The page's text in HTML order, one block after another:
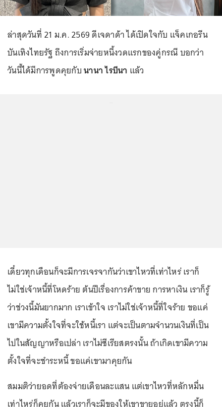
ล่าสุดวันที่ 21 ม.ค. 2569 ดีเจดาด้า ได้เปิดใจกับ แจ็คเกอรีน
บันเทิงไทยรัฐ ถึงการเริ่มจ่ายหนี้งวดแรกของคู่กรณี บอกว่า
วันนี้ได้มีการพูดคุยกับนานา ไรบีนา แล้ว
เดี๋ยวทุกเดือนก็จะมีการเจรจากันว่าเขาไหวที่เท่าไหร่ เราก็
ไม่ใช่เจ้าหนี้ที่โหดร้าย ต้นปีเรื่องการค้าขาย การหาเงิน เราก็รู้
ว่าช่วงนี้มันยากมาก เราเข้าใจ เราไม่ใช่เจ้าหนี้ที่ใจร้าย ขอแค่
เขามีความตั้งใจที่จะใช้หนี้เรา แต่จะเป็นตามจำนวนเงินที่เป็น
ไปในสัญญาหรือเปล่า เราไม่ซีเรียสตรงนั้น ถ้าเกิดเขามีความ
ตั้งใจที่จะชำระหนี้ ขอแค่เขามาคุยกัน
สมมติว่ายอดที่ต้องจ่ายเดือนละแสน แต่เขาไหวที่หลักหมื่น
เท่าไหร่ก็คุยกัน แล้วเราก็จะมีของให้เขาขายอยู่แล้ว ตรงนี้ก็